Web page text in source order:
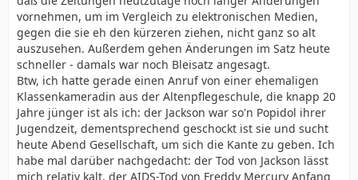
vornehmen, um im Vergleich zu elektronischen Medien,
gegen die sie eh den kürzeren ziehen, nicht ganz so alt
auszusehen. Außerdem gehen Änderungen im Satz heute
schneller - damals war noch Bleisatz angesagt.
Btw, ich hatte gerade einen Anruf von einer ehemaligen
Klassenkameradin aus der Altenpflegeschule, die knapp 20
Jahre jünger ist als ich: der Jackson war so'n Popidol ihrer
Jugendzeit, dementsprechend geschockt ist sie und sucht
heute Abend Gesellschaft, um sich die Kante zu geben. Ich
habe mal darüber nachgedacht: der Tod von Jackson lässt
mich relativ kalt, der AIDS-Tod von Freddy Mercury Anfang